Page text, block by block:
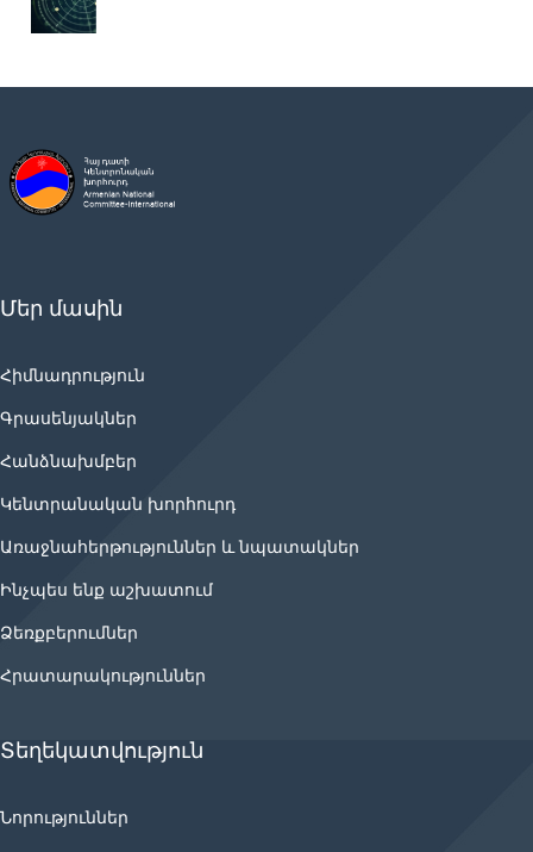
Մեր մասին
Հիմնադրություն
Գրասենյակներ
Հանձնախմբեր
Կենտրանական խորհուրդ
Առաջնահերթություններ և նպատակներ
Ինչպես ենք աշխատում
Ձեռքբերումներ
Հրատարակություններ
Տեղեկատվություն
Նորություններ